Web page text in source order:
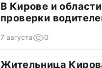
В Кирове и
проверки
7 августа 0
Жительница